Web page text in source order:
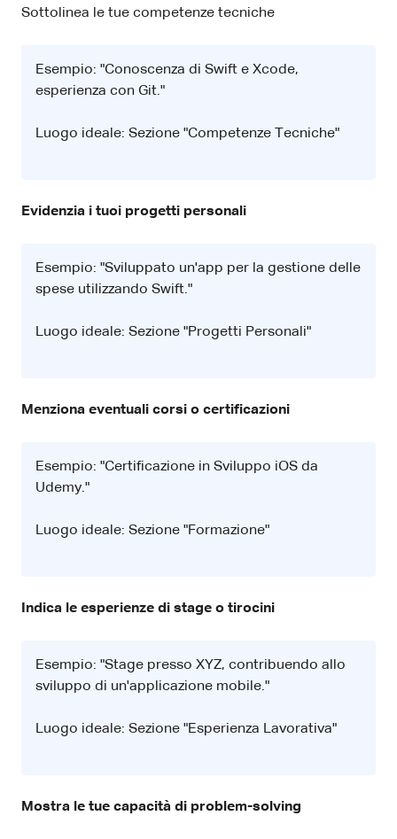
Sottolinea le tue competenze tecniche
Esempio: "Conoscenza di Swift e Xcode,
esperienza con Git."
Luogo ideale: Sezione "Competenze Tecniche"
Evidenzia i tuoi progetti personali
Esempio: "Sviluppato un'app per la gestione delle
spese utilizzando Swift."
Luogo ideale: Sezione "Progetti Personali"
Menziona eventuali corsi o certificazioni
Esempio: "Certificazione in Sviluppo iOS da
Udemy."
Luogo ideale: Sezione "Formazione"
Indica le esperienze di stage o tirocini
Esempio: "Stage presso XYZ, contribuendo allo
sviluppo di un'applicazione mobile."
Luogo ideale: Sezione "Esperienza Lavorativa"
Mostra le tue capacità di problem-solving